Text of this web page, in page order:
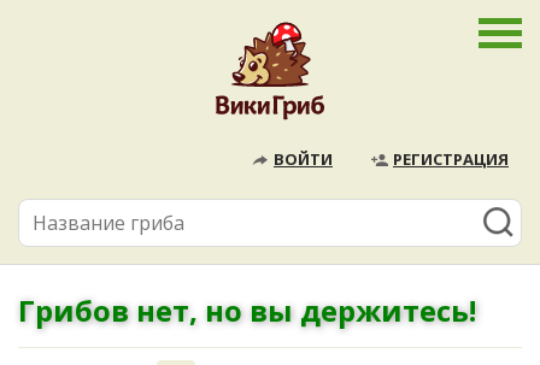
ВОЙТИ РЕГИСТРАЦИЯ
Грибов нет, но вы держитесь!